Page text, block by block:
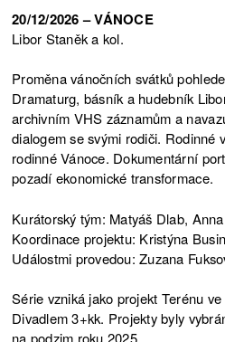
20/12/2026 – VÁNOCE
Libor Staněk a kol.
Proměna vánočních svátků
Dramaturg, básník a hudebník
archivním VHS záznamům a
dialogem se svými rodiči. Rodinné
rodinné Vánoce. Dokumentární
pozadí ekonomické transformace.
Kurátorský tým: Matyáš Dlab,
Koordinace projektu: Kristýna
Událostmi provedou: Zuzana
Série vzniká jako projekt Terénu
Divadlem 3+kk. Projekty byly
na podzim roku 2025